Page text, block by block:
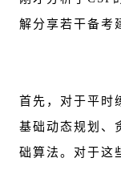
解分享若干备考
首先，对于平时
基础动态规划、
础算法。对于这